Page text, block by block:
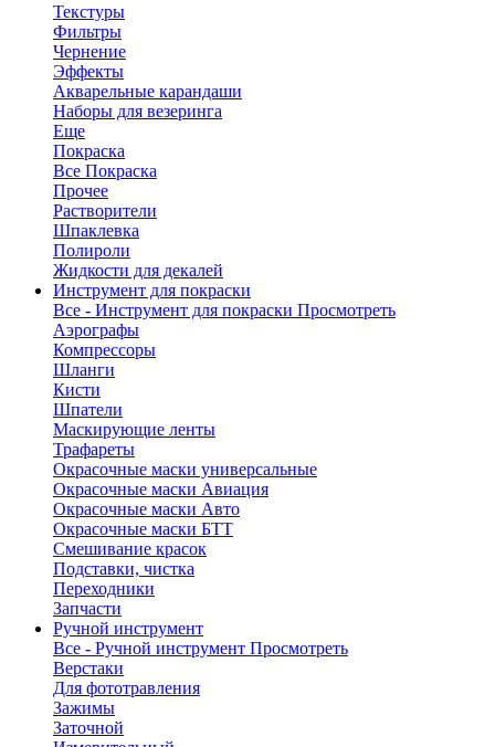
Текстуры
Фильтры
Чернение
Эффекты
Акварельные карандаши
Наборы для везеринга
Еще
Покраска
Все Покраска
Прочее
Растворители
Шпаклевка
Полироли
Жидкости для декалей
Инструмент для покраски
Все - Инструмент для покраски Просмотреть
Аэрографы
Компрессоры
Шланги
Кисти
Шпатели
Маскирующие ленты
Трафареты
Окрасочные маски универсальные
Окрасочные маски Авиация
Окрасочные маски Авто
Окрасочные маски БТТ
Смешивание красок
Подставки, чистка
Переходники
Запчасти
Ручной инструмент
Все - Ручной инструмент Просмотреть
Верстаки
Для фототравления
Зажимы
Заточной